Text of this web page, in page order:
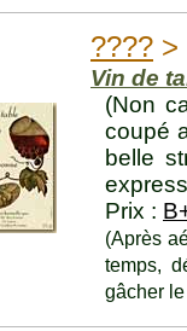
???? >
Vin de
(Non
coupé
belle
Prix :
(Après
temps,
gâcher